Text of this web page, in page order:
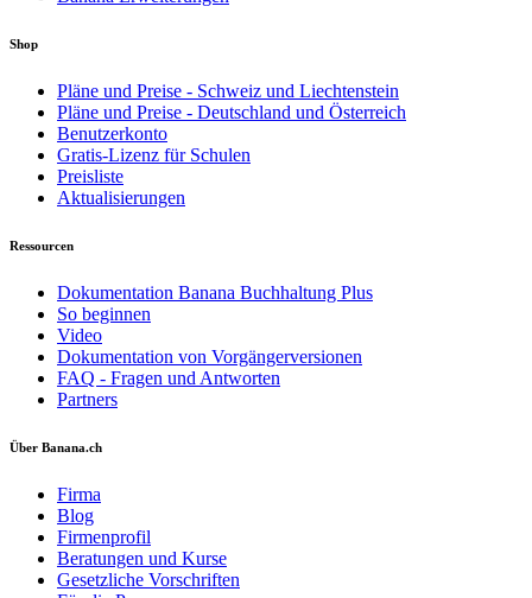
Shop
Pläne und Preise - Schweiz und Liechtenstein
Pläne und Preise - Deutschland und Österreich
Benutzerkonto
Gratis-Lizenz für Schulen
Preisliste
Aktualisierungen
Ressourcen
Dokumentation Banana Buchhaltung Plus
So beginnen
Video
Dokumentation von Vorgängerversionen
FAQ - Fragen und Antworten
Partners
Über Banana.ch
Firma
Blog
Firmenprofil
Beratungen und Kurse
Gesetzliche Vorschriften